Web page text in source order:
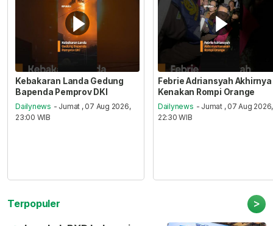
Kebakaran Landa Gedung
Bapenda Pemprov DKI
Dailynews - Jumat , 07 Aug 2026,
23:00 WIB
Febrie Adriansyah Akhirnya
Kenakan Rompi Orange
Dailynews - Jumat , 07 Aug 2026,
22:30 WIB
Terpopuler >